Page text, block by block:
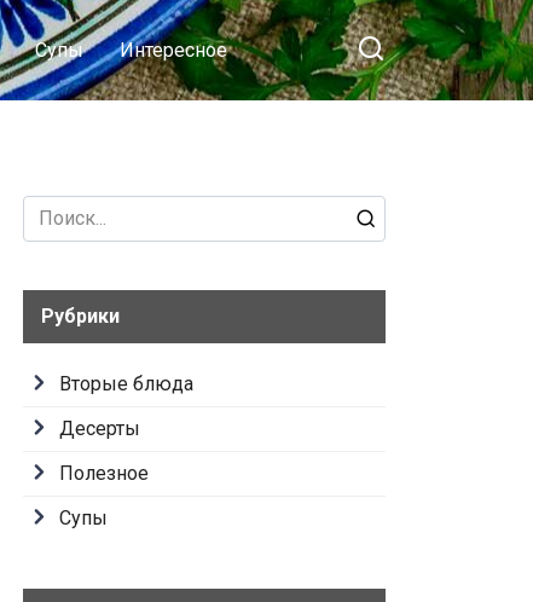
Супы Интересное
Search
for:
Рубрики
Вторые блюда
Десерты
Полезное
Супы